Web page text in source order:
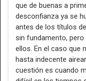
que de buenas a
desconfianza ya se
antes de los títulos
sin fundamento, pero
ellos. En el caso que
hasta indecente
cuestión es cuando